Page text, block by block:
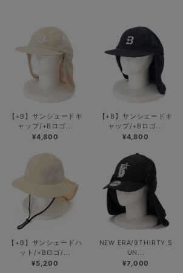
【+B】サンシェードキ
ャップ/+Bロゴ...
¥4,800
【+B】サンシェードキ
ャップ/+Bロゴ...
¥4,800
【+B】サンシェードハ
ット/+Bロゴ/...
¥5,200
NEW ERA/9THIRTY S
UN...
¥7,000